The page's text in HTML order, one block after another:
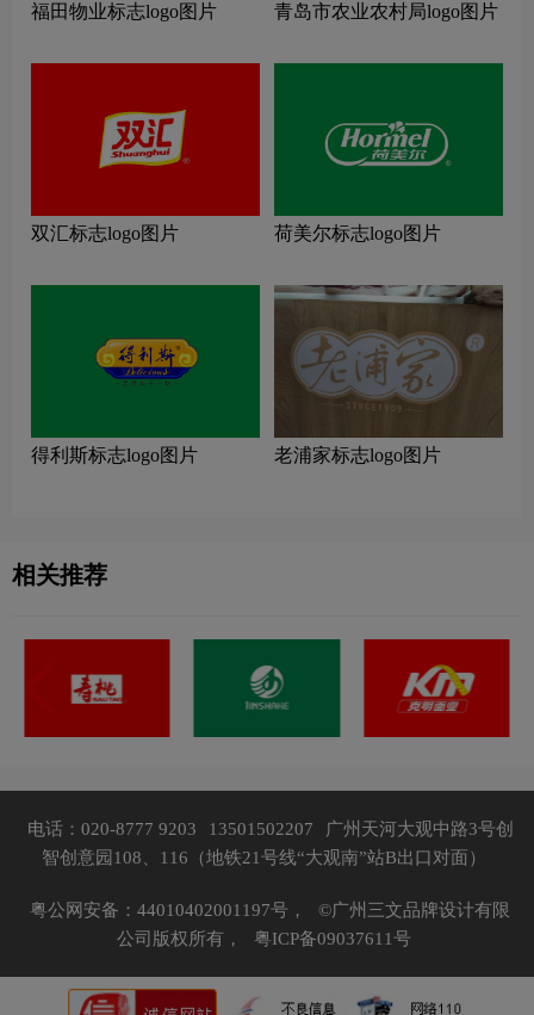
福田物业标志logo图片 青岛市农业农村局logo图片
双汇标志logo图片 荷美尔标志logo图片
得利斯标志logo图片 老浦家标志logo图片
相关推荐
电话：020-8777 9203 13501502207
广州天河大观中路3号创
智创意园108、116（地铁21号线“大观南”站B出口对面）
粤公网安备：44010402001197号，
©广州三文品牌设计有限
公司版权所有，
粤ICP备09037611号